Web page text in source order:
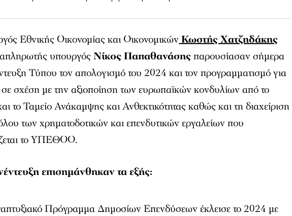
Εθνικής Οικονομίας και ΟικονομικώνΚωστής Χατζηδάκης
υπουργόςΝίκος Παπαθανάσης παρουσίασαν σήμερα
Τύπου τον απολογισμό του 2024 και τον προγραμματισμό για
σχέση με την αξιοποίηση των ευρωπαϊκών κονδυλίων από το
το Ταμείο Ανάκαμψης και Ανθεκτικότητας καθώς και τη διαχείριση
των χρηματοδοτικών και επενδυτικών εργαλείων που
το ΥΠΕΘΟΟ.
επισημάνθηκαν τα εξής:
Πρόγραμμα Δημοσίων Επενδύσεων έκλεισε το 2024 με